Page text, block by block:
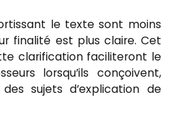
le texte sont moins
finalité est plus claire. Cet
clarification faciliteront le
lorsqu’ils conçoivent,
sujets d’explication de